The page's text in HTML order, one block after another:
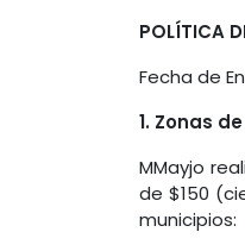
POLÍTICA
Fecha de
1. Zonas
MMayjo
de $150
municipios: